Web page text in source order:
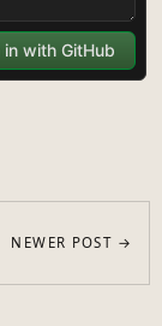
NEWER POST →